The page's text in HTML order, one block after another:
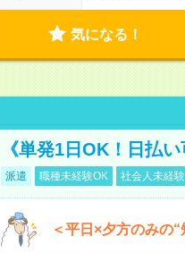
気になる！
《単発1日OK！日払
派遣 職種未経験OK 社会人未経
＜平日×夕方のみの